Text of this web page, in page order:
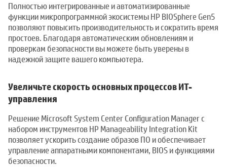
Полностью интегрированные и автоматизированные
функции микропрограммной экосистемы HP BIOSphere Gen5
позволяют повысить производительность и сократить время
простоев. Благодаря автоматическим обновлениям и
проверкам безопасности вы можете быть уверены в
надежной защите вашего компьютера.
Увеличьте скорость основных процессов ИТ-
управления
Решение Microsoft System Center Configuration Manager с
набором инструментов HP Manageability Integration Kit
позволяет ускорить создание образов ПО и обеспечивает
управление аппаратными компонентами, BIOS и функциями
безопасности.